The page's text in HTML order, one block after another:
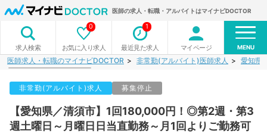
医師の求人・転職・アルバイトはマイナビDOCTOR
求人検索 お気に入り求人
0
最近見た求人
1
マイページ MENU
医師求人・転職のマイナビDOCTOR 非常勤(アルバイト)医師求人 愛知県
非常勤(アルバイト)求人 募集停止
【愛知県／清須市】1回180,000円！◎第2週・第3
週土曜日～月曜日日当直勤務～月1回よりご勤務可